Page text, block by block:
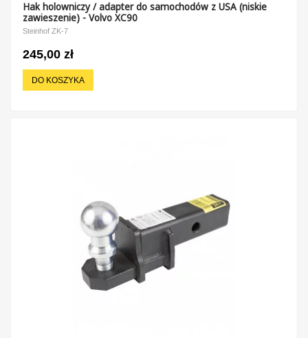
Hak holowniczy / adapter do samochodów z USA (niskie
zawieszenie) - Volvo XC90
Steinhof ZK-7
245,00 zł
DO KOSZYKA